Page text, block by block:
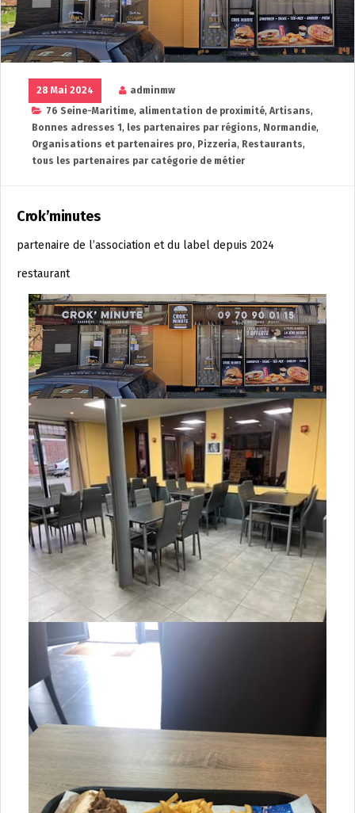
28 Mai 2024
adminmw
76 Seine-Maritime, alimentation de proximité, Artisans,
Bonnes adresses 1 , les partenaires par régions, Normandie,
Organisations et partenaires pro, Pizzeria, Restaurants,
tous les partenaires par catégorie de métier
Crok’minutes
partenaire de l’association et du label depuis 2024
restaurant